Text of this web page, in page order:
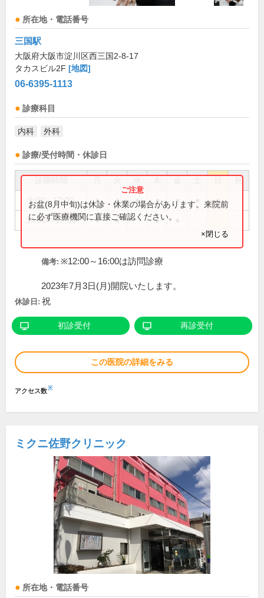
所在地・電話番号
三国駅
大阪府大阪市淀川区西三国2-8-17
タカスビル2F [地図]
06-6395-1113
診療科目
内科 外科
診療/受付時間・休診日
祝
9:00～12:00 ● ● ● ● ● ●
16:00～19:00 ● ● ●
お盆(8月中旬)は休診・休業の場合があります。来院前
に必ず医療機関に直接ご確認ください。
×閉じる
備考: ※12:00～16:00は訪問診療
2023年7月3日(月)開院いたします。
休診日: 祝
初診受付 再診受付
この医院の詳細をみる
アクセス数※
ミクニ佐野クリニック
所在地・電話番号